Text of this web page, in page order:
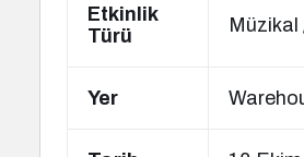
Etkinlik
Türü
Yer